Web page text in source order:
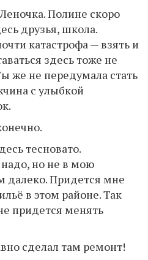
Полине скоро
друзья, школа.
катастрофа — взять и
здесь тоже не
же не передумала стать
с улыбкой
тесновато.
но не в мою
далеко. Придется мне
в этом районе. Так
придется менять
сделал там ремонт!